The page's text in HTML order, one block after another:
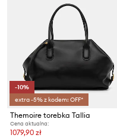
-10%
extra -5% z kodem: OFF*
Themoire torebka Tallia
Cena aktualna:
1079,90 zł